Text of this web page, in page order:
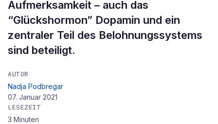
Aufmerksamkeit – auch das
“Glückshormon” Dopamin und ein
zentraler Teil des Belohnungssystems
sind beteiligt.
AUTOR
Nadja Podbregar
07. Januar 2021
LESEZEIT
3 Minuten